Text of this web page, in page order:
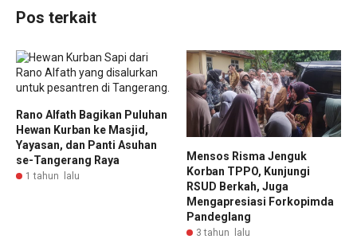
Pos terkait
Rano Alfath Bagikan Puluhan
Hewan Kurban ke Masjid,
Yayasan, dan Panti Asuhan
se-Tangerang Raya
1 tahun lalu
Mensos Risma Jenguk
Korban TPPO, Kunjungi
RSUD Berkah, Juga
Mengapresiasi Forkopimda
Pandeglang
3 tahun lalu